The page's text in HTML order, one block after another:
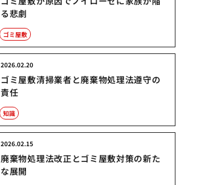
る悲劇
ゴミ屋敷
ゴミ屋敷清掃業者と廃棄物処理法遵守の
責任
2026.02.20
知識
廃棄物処理法改正とゴミ屋敷対策の新た
な展開
2026.02.15